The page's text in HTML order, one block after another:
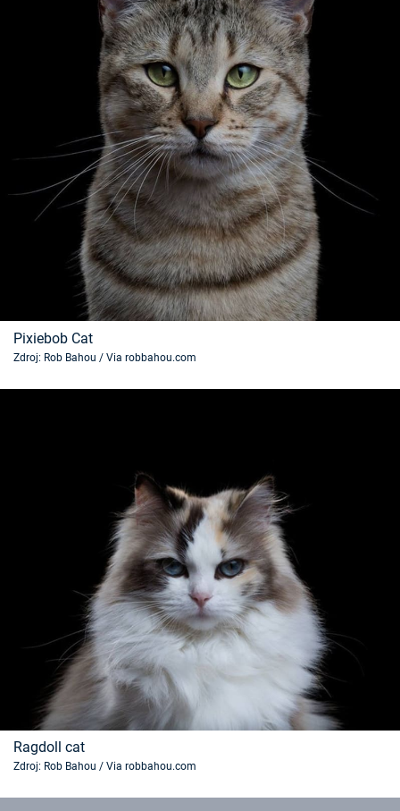
Pixiebob Cat
Zdroj: Rob Bahou / Via robbahou.com
Ragdoll cat
Zdroj: Rob Bahou / Via robbahou.com